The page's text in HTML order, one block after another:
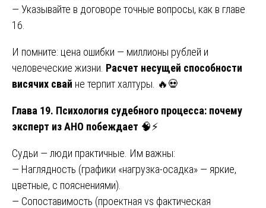
— Указывайте в договоре точные вопросы, как в главе
16.
И помните: цена ошибки — миллионы рублей и
человеческие жизни. Расчет несущей способности
висячих свай не терпит халтуры. 🔥💀
Глава 19. Психология судебного процесса: почему
эксперт из АНО побеждает 🧠⚡
Судьи — люди практичные. Им важны:
— Наглядность (графики «нагрузка-осадка» — яркие,
цветные, с пояснениями).
— Сопоставимость (проектная vs фактическая